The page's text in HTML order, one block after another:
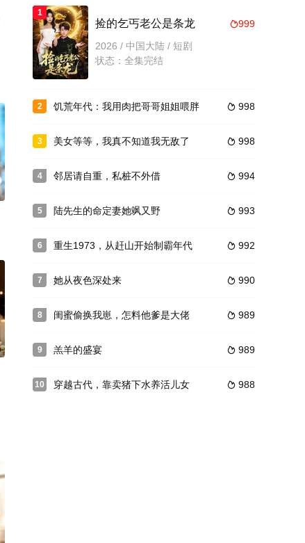
1
999
捡的乞丐老公是条龙
2026 / 中国大陆 / 短剧
状态：全集完结
2  998
饥荒年代：我用肉把哥哥姐姐喂胖
3  998
美女等等，我真不知道我无敌了
4  994
邻居请自重，私桩不外借
5  993
陆先生的命定妻她飒又野
6  992
重生1973，从赶山开始制霸年代
7  990
她从夜色深处来
8  989
闺蜜偷换我崽，怎料他爹是大佬
9  989
羔羊的盛宴
10  988
穿越古代，靠卖猪下水养活儿女